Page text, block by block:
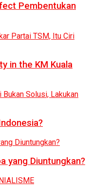
Pembentukan
in the KM Kuala
yang Diuntungkan?